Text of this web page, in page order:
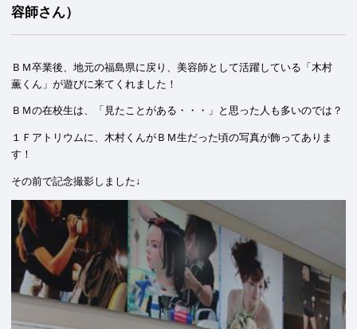
容師さん）
ＢＭ卒業後、地元の福島県に戻り、美容師として活躍している「木村
薫くん」が遊びに来てくれました！
ＢＭの在校生は、「見たことがある・・・」と思った人も多いのでは？
１Ｆアトリウムに、木村くんがＢＭ生だった頃の写真が飾ってありま
す！
その前で記念撮影しました↓